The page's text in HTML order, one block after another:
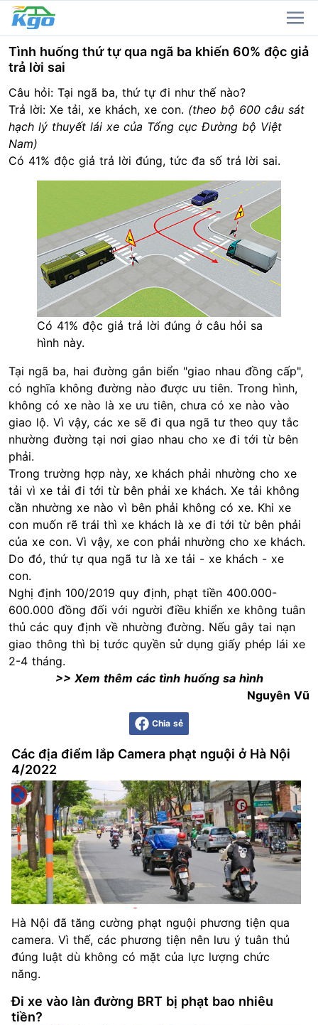
Tình huống thứ tự qua ngã ba khiến 60% độc giả
trả lời sai
Câu hỏi: Tại ngã ba, thứ tự đi như thế nào?
Trả lời: Xe tải, xe khách, xe con. (theo bộ 600 câu sát
hạch lý thuyết lái xe của Tổng cục Đường bộ Việt
Nam)
Có 41% độc giả trả lời đúng, tức đa số trả lời sai.
Có 41% độc giả trả lời đúng ở câu hỏi sa
hình này.
Tại ngã ba, hai đường gắn biển "giao nhau đồng cấp",
có nghĩa không đường nào được ưu tiên. Trong hình,
không có xe nào là xe ưu tiên, chưa có xe nào vào
giao lộ. Vì vậy, các xe sẽ đi qua ngã tư theo quy tắc
nhường đường tại nơi giao nhau cho xe đi tới từ bên
phải.
Trong trường hợp này, xe khách phải nhường cho xe
tải vì xe tải đi tới từ bên phải xe khách. Xe tải không
cần nhường xe nào vì bên phải không có xe. Khi xe
con muốn rẽ trái thì xe khách là xe đi tới từ bên phải
của xe con. Vì vậy, xe con phải nhường cho xe khách.
Do đó, thứ tự qua ngã tư là xe tải - xe khách - xe
con.
Nghị định 100/2019 quy định, phạt tiền 400.000-
600.000 đồng đối với người điều khiển xe không tuân
thủ các quy định về nhường đường. Nếu gây tai nạn
giao thông thì bị tước quyền sử dụng giấy phép lái xe
2-4 tháng.
>> Xem thêm các tình huống sa hình
Nguyên Vũ
Chia sẻ
Các địa điểm lắp Camera phạt nguội ở Hà Nội
4/2022
Hà Nội đã tăng cường phạt nguội phương tiện qua
camera. Vì thế, các phương tiện nên lưu ý tuân thủ
đúng luật dù không có mặt của lực lượng chức
năng.
Đi xe vào làn đường BRT bị phạt bao nhiêu
tiền?